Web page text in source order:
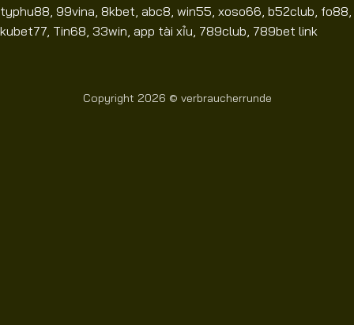
typhu88, 99vina, 8kbet, abc8, win55, xoso66, b52club, fo88,
kubet77, Tin68, 33win, app tài xỉu, 789club, 789bet link
Copyright 2026 © verbraucherrunde